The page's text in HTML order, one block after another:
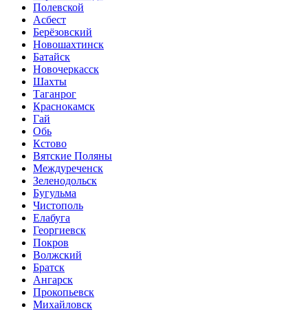
Полевской
Асбест
Берёзовский
Новошахтинск
Батайск
Новочеркасск
Шахты
Таганрог
Краснокамск
Гай
Обь
Кстово
Вятские Поляны
Междуреченск
Зеленодольск
Бугульма
Чистополь
Елабуга
Георгиевск
Покров
Волжский
Братск
Ангарск
Прокопьевск
Михайловск